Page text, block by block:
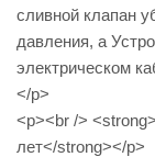
сливной клапан
давления, а
электрическом
</p>
<p><br />
лет</strong></p>